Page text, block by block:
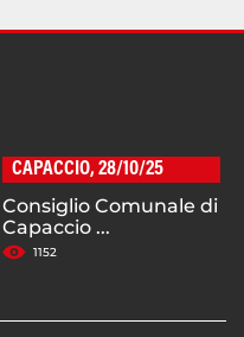
CAPACCIO, 28/10/25
Consiglio Comunale di
Capaccio ...
1152